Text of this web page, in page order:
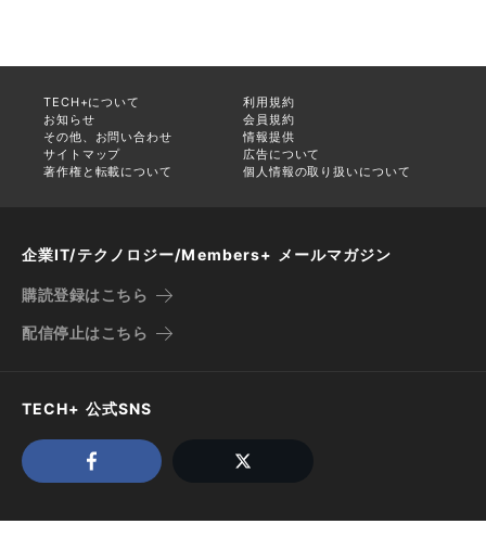
TECH+について
利用規約
お知らせ
会員規約
その他、お問い合わせ
情報提供
サイトマップ
広告について
著作権と転載について
個人情報の取り扱いについて
企業IT/テクノロジー/Members+ メールマガジン
購読登録はこちら
配信停止はこちら
TECH+ 公式SNS